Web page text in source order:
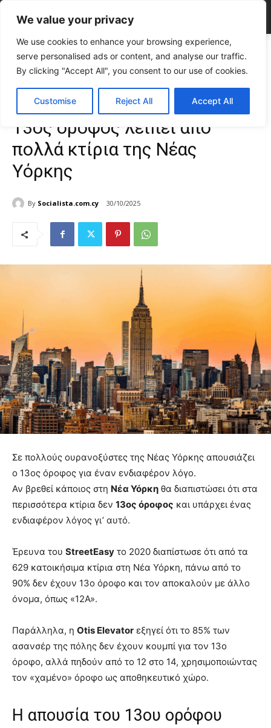
We value your privacy
We use cookies to enhance your browsing experience,
serve personalised ads or content, and analyse our traffic.
By clicking "Accept All", you consent to our use of cookies.
Customise Reject All Accept All
Home VIRAL NEWS
Ο παράξενος λόγος που ο 13ος όροφος λείπει
από πολλά κτίρια της...
Ο παράξενος λόγος που ο
13ος όροφος λείπει από
πολλά κτίρια της Νέας
Υόρκης
By Socialista.com.cy 30/10/2025
Σε πολλούς ουρανοξύστες της Νέας Υόρκης απουσιάζει
ο 13ος όροφος για έναν ενδιαφέρον λόγο.
Αν βρεθεί κάποιος στη Νέα Υόρκη θα διαπιστώσει ότι στα
περισσότερα κτίρια δεν 13ος όροφος και υπάρχει ένας
ενδιαφέρον λόγος γι’ αυτό.
Έρευνα του StreetEasy το 2020 διαπίστωσε ότι από τα
629 κατοικήσιμα κτίρια στη Νέα Υόρκη, πάνω από το
90% δεν έχουν 13ο όροφο και τον αποκαλούν με άλλο
όνομα, όπως «12Α».
Παράλληλα, η Otis Elevator εξηγεί ότι το 85% των
ασανσέρ της πόλης δεν έχουν κουμπί για τον 13ο
όροφο, αλλά πηδούν από το 12 στο 14, χρησιμοποιώντας
τον «χαμένο» όροφο ως αποθηκευτικό χώρο.
Η απουσία του 13ου ορόφου